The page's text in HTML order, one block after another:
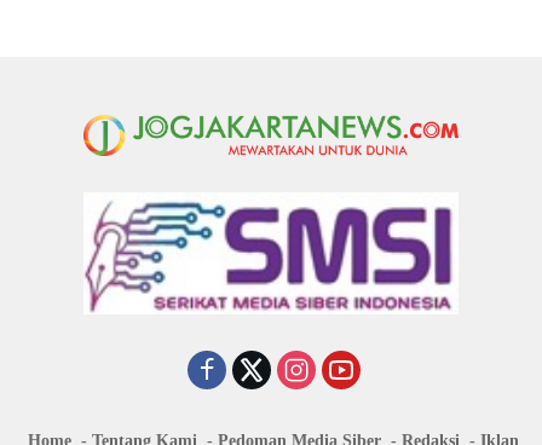
Home Tentang Kami Pedoman Media Siber Redaksi Iklan